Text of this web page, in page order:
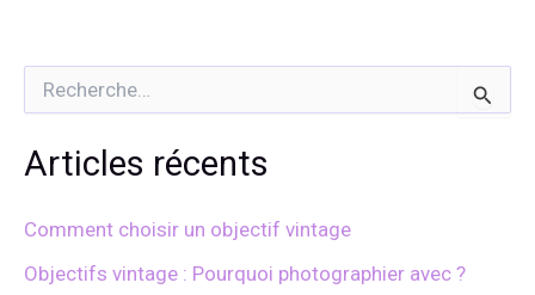
e
c
e
Articles récents
Comment choisir un objectif vintage
Objectifs vintage : Pourquoi photographier avec ?